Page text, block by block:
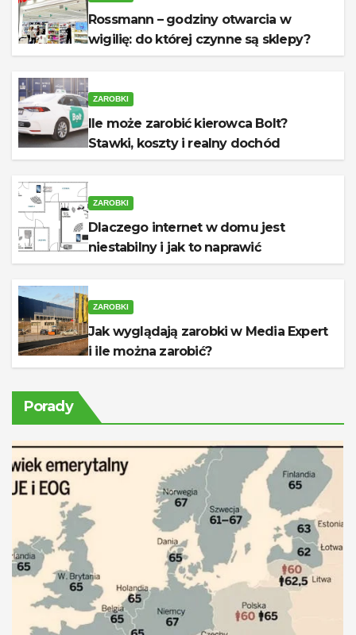
Rossmann – godziny otwarcia w
wigilię: do której czynne są sklepy?
ZAROBKI
Ile może zarobić kierowca Bolt?
Stawki, koszty i realny dochód
ZAROBKI
Dlaczego internet w domu jest
niestabilny i jak to naprawić
ZAROBKI
Jak wyglądają zarobki w Media Expert
i ile można zarobić?
Porady